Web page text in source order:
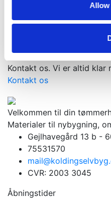
Allow
Få et godt tilbud
Kontakt os. Vi er altid klar
Kontakt os
Velkommen til din
Materialer til nybygning,
Gejlhavegård 13 b -
75531570
CVR: 2003 3045
Åbningstider